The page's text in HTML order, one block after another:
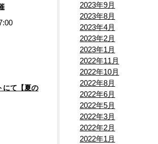
て【夏の
2023年9月
2023年8月
2023年4月
2023年2月
2023年1月
2022年11月
2022年10月
2022年8月
2022年6月
2022年5月
2022年3月
2022年2月
2022年1月